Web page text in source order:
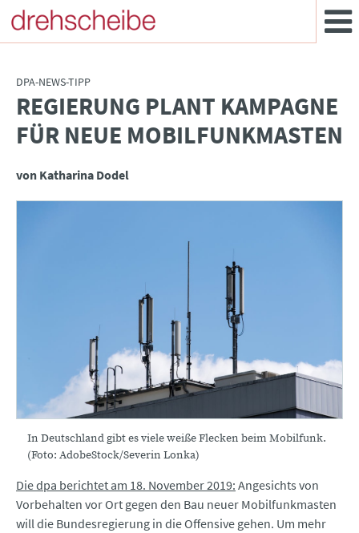
DPA-NEWS-TIPP
:REGIERUNG PLANT KAMPAGNE
FÜR NEUE MOBILFUNKMASTEN
von Katharina Dodel
In Deutschland gibt es viele weiße Flecken beim Mobilfunk.
(Foto: AdobeStock/Severin Lonka)
Die dpa berichtet am 18. November 2019: Angesichts von
Vorbehalten vor Ort gegen den Bau neuer Mobilfunkmasten
will die Bundesregierung in die Offensive gehen. Um mehr